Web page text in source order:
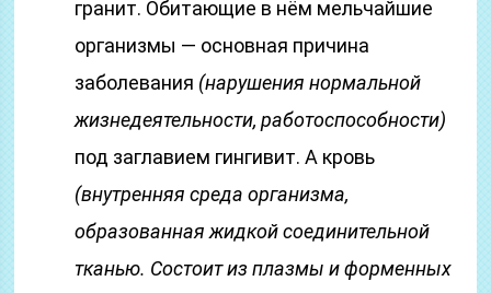
гранит. Обитающие в нём мельчайшие
организмы — основная причина
заболевания (нарушения нормальной
жизнедеятельности, работоспособности)
под заглавием гингивит. А кровь
(внутренняя среда организма,
образованная жидкой соединительной
тканью. Состоит из плазмы и форменных